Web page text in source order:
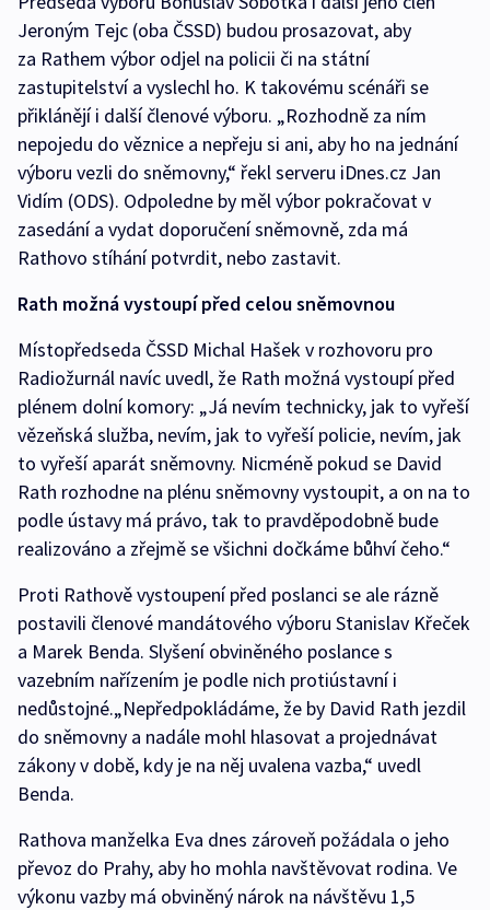
Jeroným Tejc (oba ČSSD) budou prosazovat, aby
za Rathem výbor odjel na policii či na státní
zastupitelství a vyslechl ho. K takovému scénáři se
přiklánějí i další členové výboru. „Rozhodně za ním
nepojedu do věznice a nepřeju si ani, aby ho na jednání
výboru vezli do sněmovny,“ řekl serveru iDnes.cz Jan
Vidím (ODS). Odpoledne by měl výbor pokračovat v
zasedání a vydat doporučení sněmovně, zda má
Rathovo stíhání potvrdit, nebo zastavit.
Rath možná vystoupí před celou sněmovnou
Místopředseda ČSSD Michal Hašek v rozhovoru pro
Radiožurnál navíc uvedl, že Rath možná vystoupí před
plénem dolní komory: „Já nevím technicky, jak to vyřeší
vězeňská služba, nevím, jak to vyřeší policie, nevím, jak
to vyřeší aparát sněmovny. Nicméně pokud se David
Rath rozhodne na plénu sněmovny vystoupit, a on na to
podle ústavy má právo, tak to pravděpodobně bude
realizováno a zřejmě se všichni dočkáme bůhví čeho.“
Proti Rathově vystoupení před poslanci se ale rázně
postavili členové mandátového výboru Stanislav Křeček
a Marek Benda. Slyšení obviněného poslance s
vazebním nařízením je podle nich protiústavní i
nedůstojné.„Nepředpokládáme, že by David Rath jezdil
do sněmovny a nadále mohl hlasovat a projednávat
zákony v době, kdy je na něj uvalena vazba,“ uvedl
Benda.
Rathova manželka Eva dnes zároveň požádala o jeho
převoz do Prahy, aby ho mohla navštěvovat rodina. Ve
výkonu vazby má obviněný nárok na návštěvu 1,5